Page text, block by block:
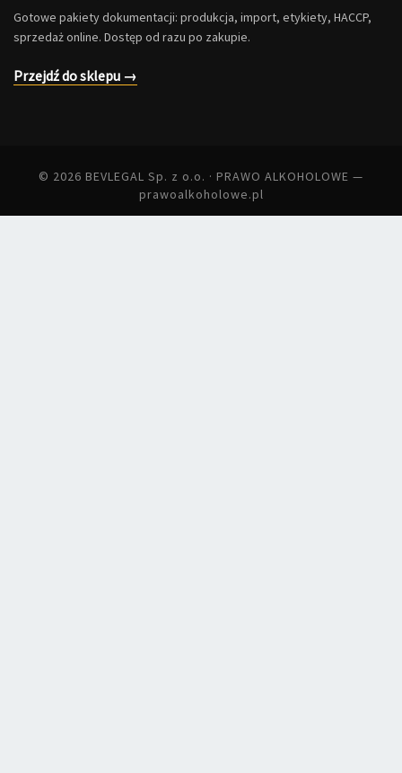
Gotowe pakiety dokumentacji: produkcja, import, etykiety, HACCP,
sprzedaż online. Dostęp od razu po zakupie.
Przejdź do sklepu →